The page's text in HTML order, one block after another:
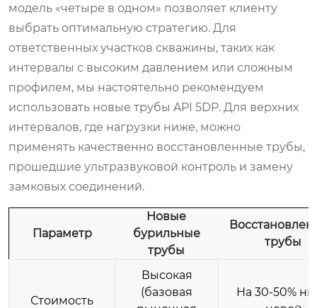
модель «четыре в одном» позволяет клиенту
выбрать оптимальную стратегию. Для
ответственных участков скважины, таких как
интервалы с высоким давлением или сложным
профилем, мы настоятельно рекомендуем
использовать новые трубы API 5DP. Для верхних
интервалов, где нагрузки ниже, можно
применять качественно восстановленные трубы,
прошедшие ультразвуковой контроль и замену
замковых соединений.
Параметр
Новые
бурильные
трубы
трубы
Стоимость
Высокая
(базовая
На 30-50%